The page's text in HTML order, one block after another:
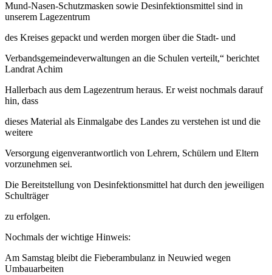
Mund-Nasen-Schutzmasken sowie Desinfektionsmittel sind in
unserem Lagezentrum
des Kreises gepackt und werden morgen über die Stadt- und
Verbandsgemeindeverwaltungen an die Schulen verteilt,“ berichtet
Landrat Achim
Hallerbach aus dem Lagezentrum heraus. Er weist nochmals darauf
hin, dass
dieses Material als Einmalgabe des Landes zu verstehen ist und die
weitere
Versorgung eigenverantwortlich von Lehrern, Schülern und Eltern
vorzunehmen sei.
Die Bereitstellung von Desinfektionsmittel hat durch den jeweiligen
Schulträger
zu erfolgen.
Nochmals der wichtige Hinweis:
Am Samstag bleibt die Fieberambulanz in Neuwied wegen
Umbauarbeiten